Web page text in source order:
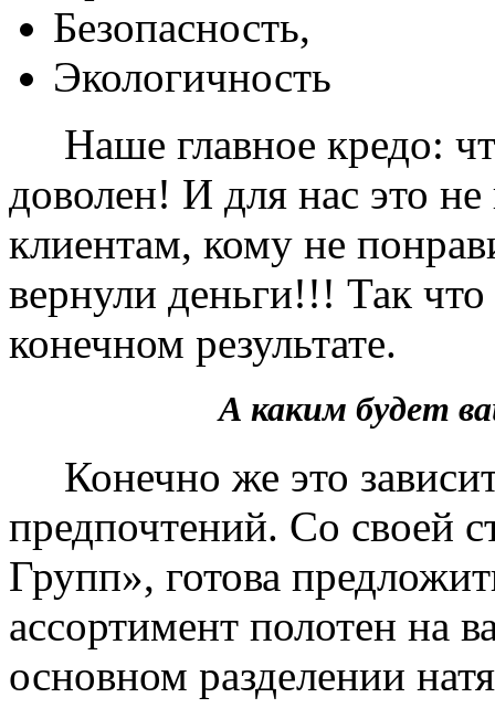
Безопасность,
Экологичность
Наше главное кредо:
доволен! И для нас это
клиентам, кому не
вернули деньги!!! Так
конечном результате.
А каким будет
Конечно же это
предпочтений. Со своей
Групп», готова
ассортимент полотен на
основном разделении